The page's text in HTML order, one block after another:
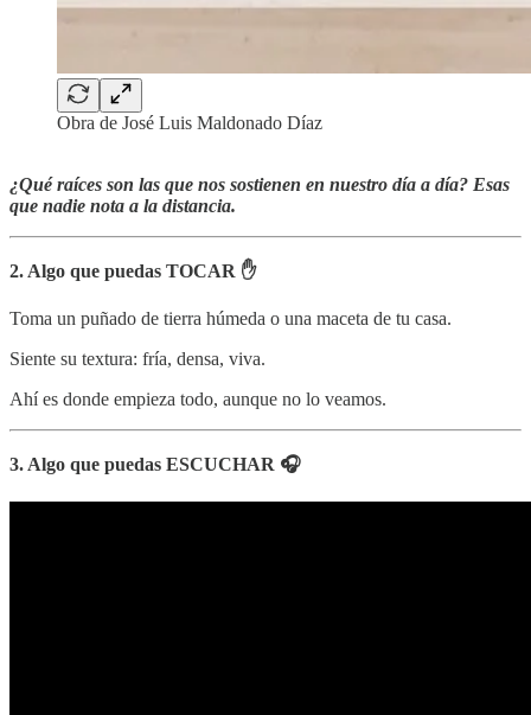
Obra de José Luis Maldonado Díaz
¿Qué raíces son las que nos sostienen en nuestro día a día? Esas
que nadie nota a la distancia.
2. Algo que puedas TOCAR ✋
Toma un puñado de tierra húmeda o una maceta de tu casa.
Siente su textura: fría, densa, viva.
Ahí es donde empieza todo, aunque no lo veamos.
3. Algo que puedas ESCUCHAR 🎧